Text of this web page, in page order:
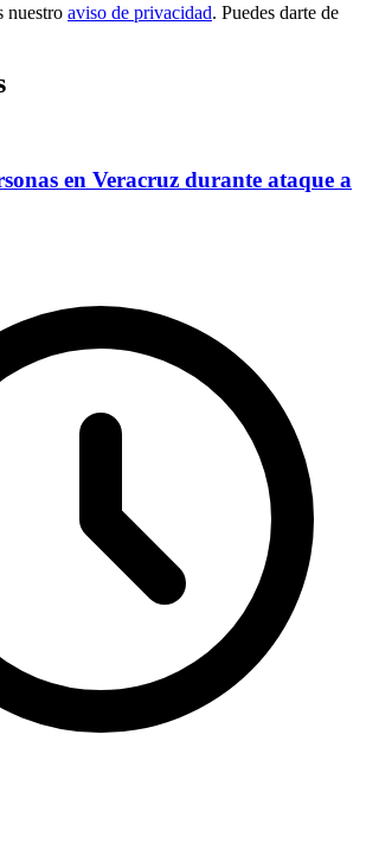
nuestro aviso de privacidad. Puedes darte de
en Veracruz durante ataque a